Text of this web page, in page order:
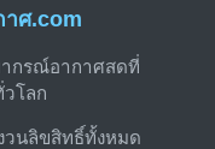
าศ.com
กรณ์อากาศสดที่
โลก
วนลิขสิทธิ์ทั้งหมด